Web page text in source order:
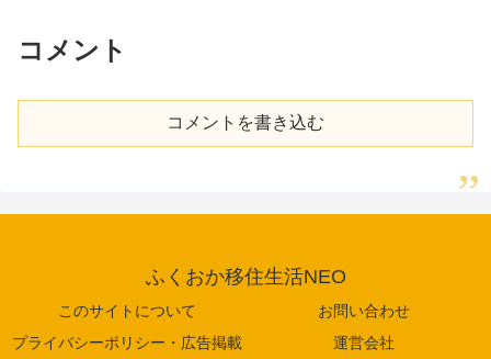
コメント
コメントを書き込む
ふくおか移住生活NEO
このサイトについて
お問い合わせ
プライバシーポリシー・広告掲載
運営会社